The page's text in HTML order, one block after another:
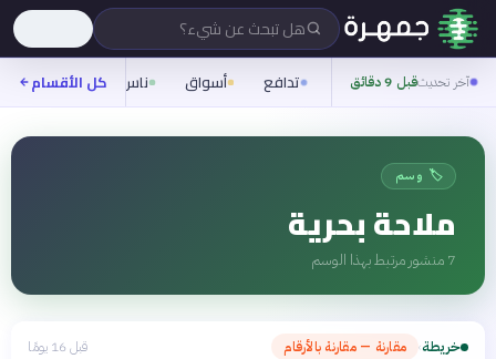
هل تبحث عن شيء؟
آخر تحديثقبل 9 دقائق تدافع أسواق ناس روح
كل الأقسام
🏷️ وسم
ملاحة بحرية
7 منشور مرتبط بهذا الوسم
خريطة› مقارنة — مقارنة بالأرقام قبل 16 يومًا